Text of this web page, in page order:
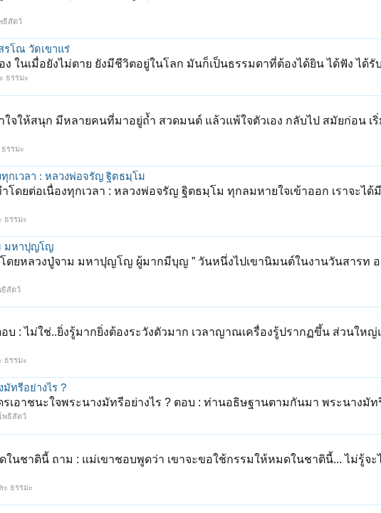
ธิสัตว์
รโณ วัดเขาแร่
ง ในเมื่อยังไม่ตาย ยังมีชีวิตอยู่ในโลก มันก็เป็นธรรมดาที่ต้องได้ยิน ได้ฟัง ได้รับ
ธรรมะ
ใจให้สนุก มีหลายคนที่มาอยู่ถ้ำ สวดมนต์ แล้วแพ้ใจตัวเอง กลับไป สมัยก่อน
รรมะ
กเวลา : หลวงพ่อจรัญ ฐิตธมฺโม
ำโดยต่อเนื่องทุกเวลา : หลวงพ่อจรัญ ฐิตธมฺโม ทุกลมหายใจเข้าออก เราจะไ
ธรรมะ
มหาปุญโญ
โดยหลวงปู่จาม มหาปุญโญ ผู้มากมีบุญ ” วันหนึ่งไปเขานิมนต์ในงานวันสารท
ธิสัตว์
อบ : ไม่ใช่..ยิ่งรู้มากยิ่งต้องระวังตัวมาก เวลาญาณเครื่องรู้ปรากฏขึ้น ส่วนให
ธรรมะ
มัทรีอย่างไร ?
รเอาชนะใจพระนางมัทรีอย่างไร ? ตอบ : ท่านอธิษฐานตามกันมา พระนางมั
พธิสัตว์
ในชาตินี้ ถาม : แม่เขาชอบพูดว่า เขาจะขอใช้กรรมให้หมดในชาตินี้... ไม่รู้จะ
ธรรมะ